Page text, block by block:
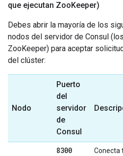
que ejecutan ZooKeeper)
Debes abrir la mayoría de los
nodos del servidor de Consul
ZooKeeper) para aceptar
del clúster:
Nodo
Puerto
del
servidor
de
Consul
8300
Conecta